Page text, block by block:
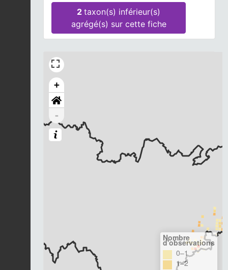
2taxon(s) inférieur(s)
agrégé(s) sur cette fiche
+
-
Nombre
d'observations
0–1
1–2